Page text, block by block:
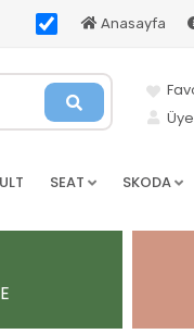
Anasayfa
SEAT SKODA